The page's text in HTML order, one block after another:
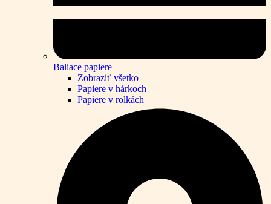
Baliace papiere
Zobraziť všetko
Papiere v hárkoch
Papiere v rolkách